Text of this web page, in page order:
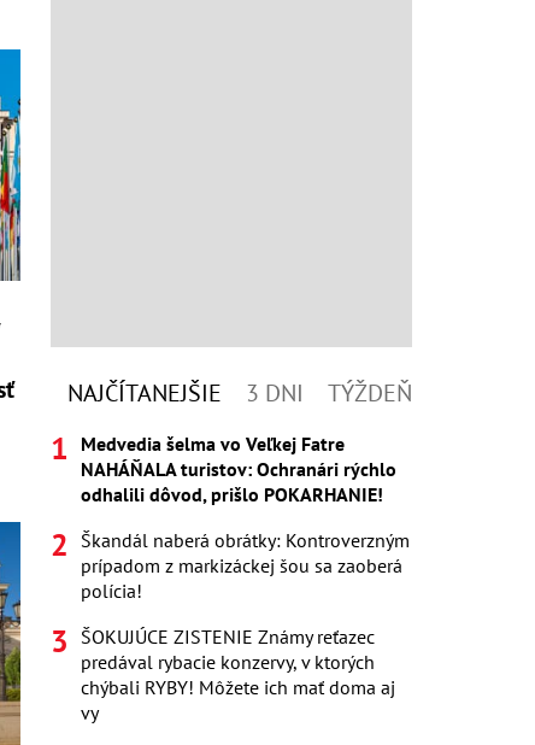
NAJČÍTANEJŠIE 3 DNI TÝŽDEŇ
Medvedia šelma vo Veľkej Fatre
NAHÁŇALA turistov: Ochranári rýchlo
odhalili dôvod, prišlo POKARHANIE!
Škandál naberá obrátky: Kontroverzným
prípadom z markizáckej šou sa zaoberá
polícia!
ŠOKUJÚCE ZISTENIE Známy reťazec
predával rybacie konzervy, v ktorých
chýbali RYBY! Môžete ich mať doma aj
vy